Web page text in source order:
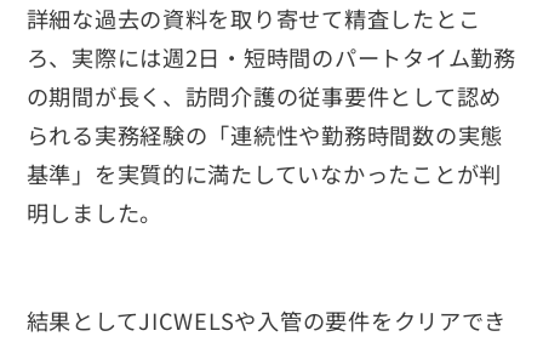
詳細な過去の資料を取り寄せて精査したとこ
ろ、実際には週2日・短時間のパートタイム勤務
の期間が長く、訪問介護の従事要件として認め
られる実務経験の「連続性や勤務時間数の実態
基準」を実質的に満たしていなかったことが判
明しました。
結果としてJICWELSや入管の要件をクリアでき